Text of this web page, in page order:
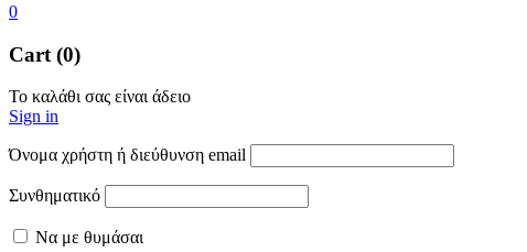
0
Cart (0)
Το καλάθι σας είναι άδειο
Sign in
Όνομα χρήστη ή διεύθυνση email
Συνθηματικό
Να με θυμάσαι